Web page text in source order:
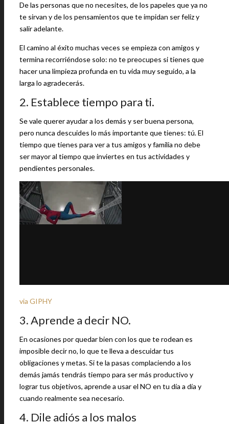
De las personas que no necesites, de los papeles que ya no
te sirvan y de los pensamientos que te impidan ser feliz y
salir adelante.
El camino al éxito muchas veces se empieza con amigos y
termina recorriéndose solo: no te preocupes si tienes que
hacer una limpieza profunda en tu vida muy seguido, a la
larga lo agradecerás.
2. Establece tiempo para ti.
Se vale querer ayudar a los demás y ser buena persona,
pero nunca descuides lo más importante que tienes: tú. El
tiempo que tienes para ver a tus amigos y familia no debe
ser mayor al tiempo que inviertes en tus actividades y
pendientes personales.
via GIPHY
3. Aprende a decir NO.
En ocasiones por quedar bien con los que te rodean es
imposible decir no, lo que te lleva a descuidar tus
obligaciones y metas. Si te la pasas complaciendo a los
demás jamás tendrás tiempo para ser más productivo y
lograr tus objetivos, aprende a usar el NO en tu día a día y
cuando realmente sea necesario.
4. Dile adiós a los malos